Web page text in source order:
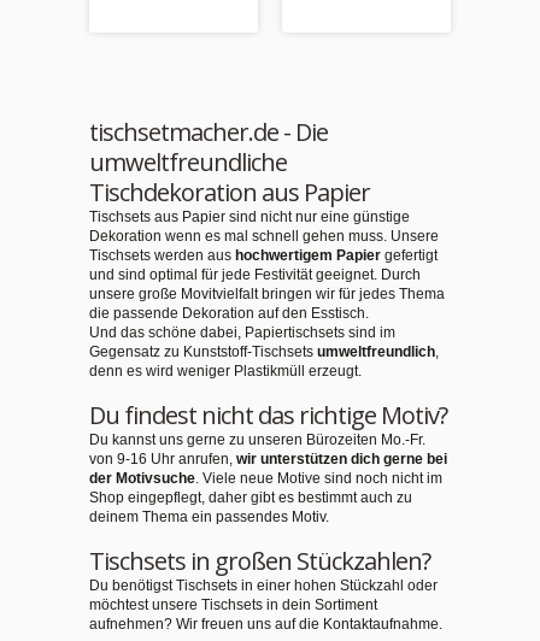
tischsetmacher.de - Die
umweltfreundliche
Tischdekoration aus Papier
Tischsets aus Papier sind nicht nur eine günstige
Dekoration wenn es mal schnell gehen muss. Unsere
Tischsets werden aus hochwertigem Papier gefertigt
und sind optimal für jede Festivität geeignet. Durch
unsere große Movitvielfalt bringen wir für jedes Thema
die passende Dekoration auf den Esstisch.
Und das schöne dabei, Papiertischsets sind im
Gegensatz zu Kunststoff-Tischsets umweltfreundlich,
denn es wird weniger Plastikmüll erzeugt.
Du findest nicht das richtige Motiv?
Du kannst uns gerne zu unseren Bürozeiten Mo.-Fr.
von 9-16 Uhr anrufen, wir unterstützen dich gerne bei
der Motivsuche. Viele neue Motive sind noch nicht im
Shop eingepflegt, daher gibt es bestimmt auch zu
deinem Thema ein passendes Motiv.
Tischsets in großen Stückzahlen?
Du benötigst Tischsets in einer hohen Stückzahl oder
möchtest unsere Tischsets in dein Sortiment
aufnehmen? Wir freuen uns auf die Kontaktaufnahme.